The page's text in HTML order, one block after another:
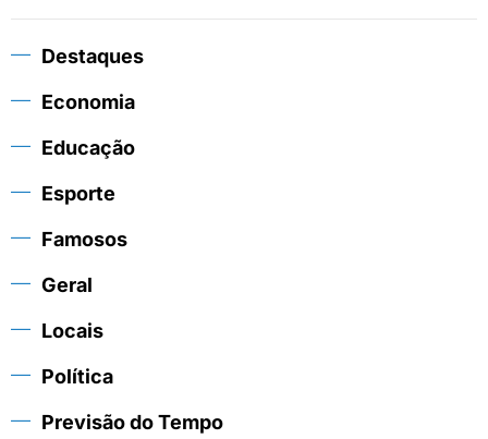
Destaques
Economia
Educação
Esporte
Famosos
Geral
Locais
Política
Previsão do Tempo